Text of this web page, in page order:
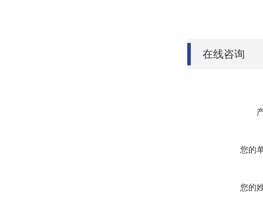
在线咨询
您的
您的